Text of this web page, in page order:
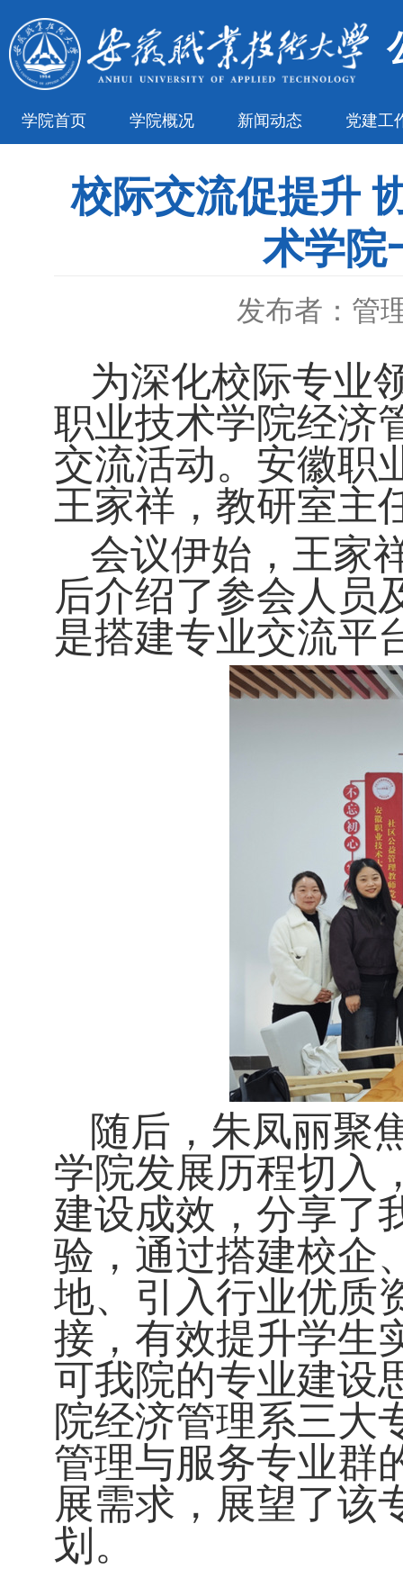
学院首页 学院概况 新闻动态 党建工
校际交流促提升
术学院
发布者：管
为深化校际专业
职业技术学院经济
交流活动。安徽职
王家祥， 教研室主
会议伊始，王家
后介绍了参会人员
是搭建专业交流平
随后，朱凤丽聚
学院发展历程切入
建设成效，分享了
验 ， 通过搭建校企
地、引入行业优质
接，有效提升学生
可我院的专业建设
院经济管理系三大
管理与服务专业群
展需求 ， 展望了该
划。